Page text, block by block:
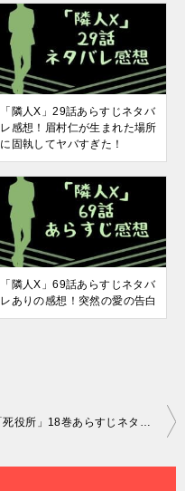
「隣人X」29話あらすじネタバ
レ感想！眉村仁が生まれた場所
に固執してヤバすぎた！
「隣人X」69話あらすじネタバ
レありの感想！突然の愛の告白
「死役所」18巻あらすじネタバレ感想！83話～87話まで